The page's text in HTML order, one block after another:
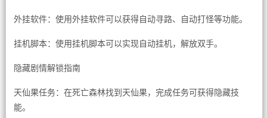
外挂软件：使用外挂软件可以获得自动寻路、自动打怪等功能。
挂机脚本：使用挂机脚本可以实现自动挂机，解放双手。
隐藏剧情解锁指南
天仙果任务：在死亡森林找到天仙果，完成任务可获得隐藏技
能。